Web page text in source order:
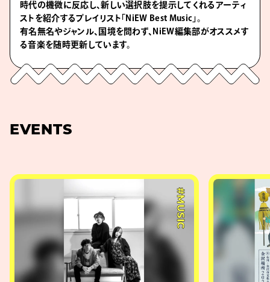
時代の機微に反応し、新しい選択肢を提示してくれるアーティ
ストを紹介するプレイリスト「NiEW Best Music」。
有名無名やジャンル、国境を問わず、NiEW編集部がオススメす
る音楽を随時更新しています。
EVENTS
#MUSIC